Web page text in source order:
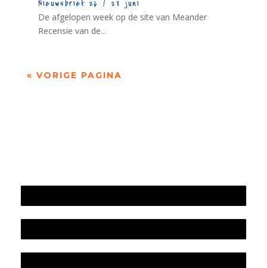
Nieuwsbrief 26 / 28 juni
De afgelopen week op de site van Meander
Recensie van de...
« VORIGE PAGINA